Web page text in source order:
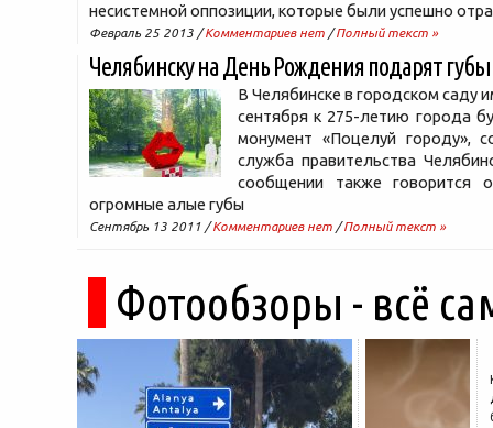
несистемной оппозиции, которые были успешно
Февраль 25 2013 /Комментариев нет /Полный текст »
Челябинску на День Рождения подарят губы
В Челябинске в городском саду
сентября к 275-летию города
монумент «Поцелуй городу»,
служба правительства
сообщении также говорится
огромные алые губы
Сентябрь 13 2011 /Комментариев нет /Полный текст »
Фотообзоры - всё